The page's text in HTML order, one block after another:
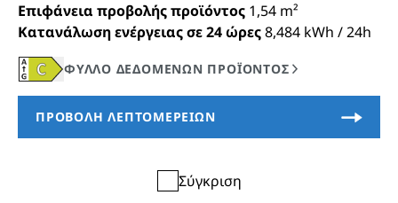
Επιφάνεια προβολής προϊόντος 1,54 m²
Κατανάλωση ενέργειας σε 24 ώρες8,484 kWh / 24h
Σύγκριση